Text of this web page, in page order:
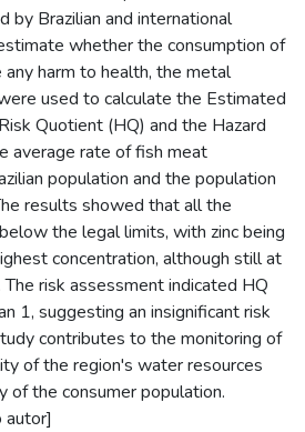
by Brazilian and international
whether the consumption of
harm to health, the metal
used to calculate the Estimated
Quotient (HQ) and the Hazard
average rate of fish meat
population and the population
results showed that all the
the legal limits, with zinc being
concentration, although still at
risk assessment indicated HQ
1, suggesting an insignificant risk
contributes to the monitoring of
of the region's water resources
of the consumer population.
autor]